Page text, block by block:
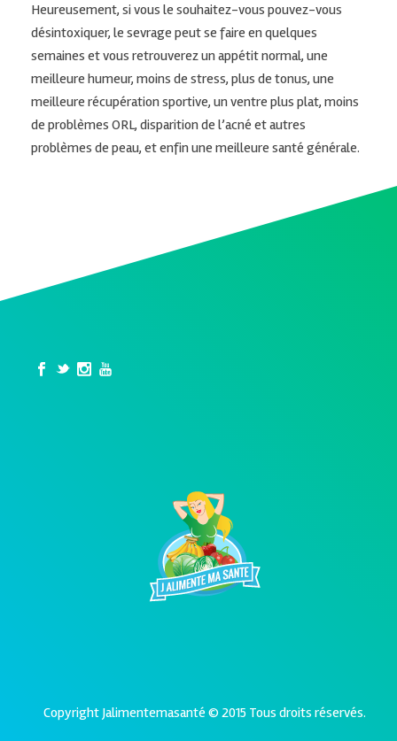
Heureusement, si vous le souhaitez-vous pouvez-vous
désintoxiquer, le sevrage peut se faire en quelques
semaines et vous retrouverez un appétit normal, une
meilleure humeur, moins de stress, plus de tonus, une
meilleure récupération sportive, un ventre plus plat, moins
de problèmes ORL, disparition de l’acné et autres
problèmes de peau, et enfin une meilleure santé générale.
Copyright Jalimentemasanté © 2015 Tous droits réservés.